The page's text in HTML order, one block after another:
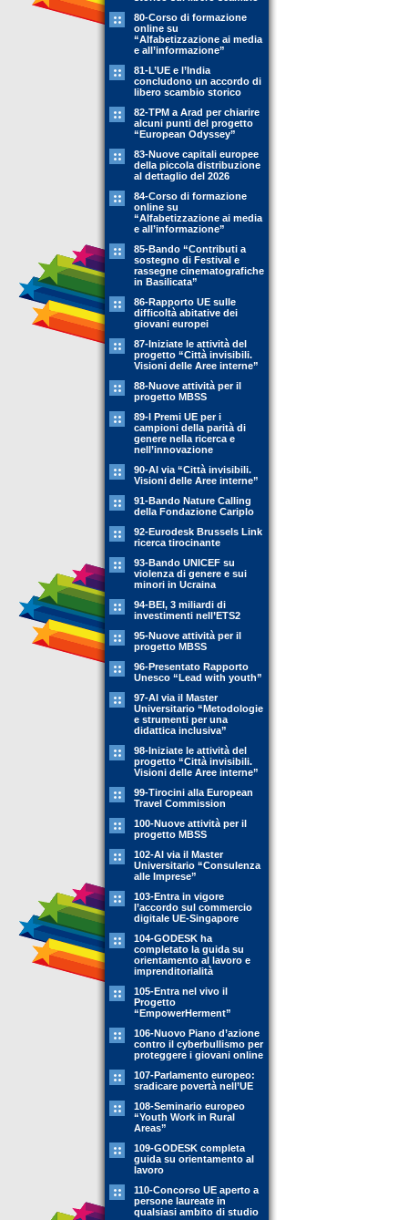
80-Corso di formazione
online su
“Alfabetizzazione ai media
e all’informazione”
81-L’UE e l’India
concludono un accordo di
libero scambio storico
82-TPM a Arad per chiarire
alcuni punti del progetto
“European Odyssey”
83-Nuove capitali europee
della piccola distribuzione
al dettaglio del 2026
84-Corso di formazione
online su
“Alfabetizzazione ai media
e all’informazione”
85-Bando “Contributi a
sostegno di Festival e
rassegne cinematografiche
in Basilicata”
86-Rapporto UE sulle
difficoltà abitative dei
giovani europei
87-Iniziate le attività del
progetto “Città invisibili.
Visioni delle Aree interne”
88-Nuove attività per il
progetto MBSS
89-l Premi UE per i
campioni della parità di
genere nella ricerca e
nell’innovazione
90-Al via “Città invisibili.
Visioni delle Aree interne”
91-Bando Nature Calling
della Fondazione Cariplo
92-Eurodesk Brussels Link
ricerca tirocinante
93-Bando UNICEF su
violenza di genere e sui
minori in Ucraina
94-BEI, 3 miliardi di
investimenti nell’ETS2
95-Nuove attività per il
progetto MBSS
96-Presentato Rapporto
Unesco “Lead with youth”
97-Al via il Master
Universitario “Metodologie
e strumenti per una
didattica inclusiva”
98-Iniziate le attività del
progetto “Città invisibili.
Visioni delle Aree interne”
99-Tirocini alla European
Travel Commission
100-Nuove attività per il
progetto MBSS
102-Al via il Master
Universitario “Consulenza
alle Imprese”
103-Entra in vigore
l’accordo sul commercio
digitale UE-Singapore
104-GODESK ha
completato la guida su
orientamento al lavoro e
imprenditorialità
105-Entra nel vivo il
Progetto
“EmpowerHerment”
106-Nuovo Piano d’azione
contro il cyberbullismo per
proteggere i giovani online
107-Parlamento europeo:
sradicare povertà nell’UE
108-Seminario europeo
“Youth Work in Rural
Areas”
109-GODESK completa
guida su orientamento al
lavoro
110-Concorso UE aperto a
persone laureate in
qualsiasi ambito di studio